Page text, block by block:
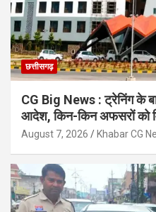
छत्तीसगढ़
CG Big News : ट्रेनिंग के
आदेश, किन-किन अफसरों को
August 7, 2026 Khabar CG